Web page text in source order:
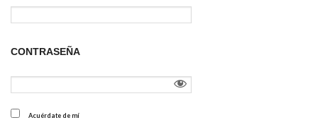
CONTRASEÑA
Acuérdate de mí